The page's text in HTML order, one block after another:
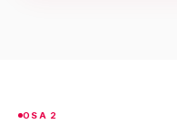
OSA 2